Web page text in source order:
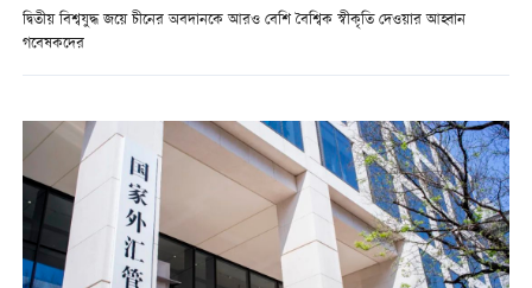
দ্বিতীয় বিশ্বযুদ্ধ জয়ে চীনের অবদানকে আরও বেশি বৈশ্বিক স্বীকৃতি দেওয়ার আহ্বান
গবেষকদের